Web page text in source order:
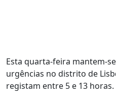
Esta quarta-feira mantem-
urgências no distrito de
registam entre 5 e 13 horas.